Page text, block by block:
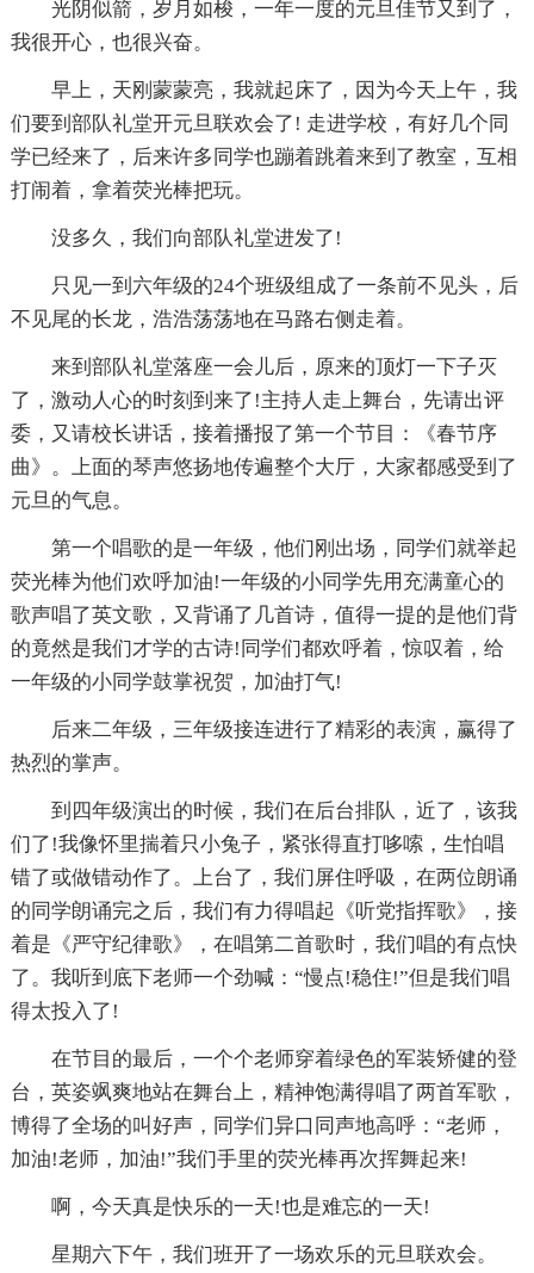
光阴似箭，岁月如梭，一年一度的元旦佳节又到了，
我很开心，也很兴奋。
早上，天刚蒙蒙亮，我就起床了，因为今天上午，我
们要到部队礼堂开元旦联欢会了! 走进学校，有好几个同
学已经来了，后来许多同学也蹦着跳着来到了教室，互相
打闹着，拿着荧光棒把玩。
没多久，我们向部队礼堂进发了!
只见一到六年级的24个班级组成了一条前不见头，后
不见尾的长龙，浩浩荡荡地在马路右侧走着。
来到部队礼堂落座一会儿后，原来的顶灯一下子灭
了，激动人心的时刻到来了!主持人走上舞台，先请出评
委，又请校长讲话，接着播报了第一个节目：《春节序
曲》。上面的琴声悠扬地传遍整个大厅，大家都感受到了
元旦的气息。
第一个唱歌的是一年级，他们刚出场，同学们就举起
荧光棒为他们欢呼加油!一年级的小同学先用充满童心的
歌声唱了英文歌，又背诵了几首诗，值得一提的是他们背
的竟然是我们才学的古诗!同学们都欢呼着，惊叹着，给
一年级的小同学鼓掌祝贺，加油打气!
后来二年级，三年级接连进行了精彩的表演，赢得了
热烈的掌声。
到四年级演出的时候，我们在后台排队，近了，该我
们了!我像怀里揣着只小兔子，紧张得直打哆嗦，生怕唱
错了或做错动作了。上台了，我们屏住呼吸，在两位朗诵
的同学朗诵完之后，我们有力得唱起《听党指挥歌》，接
着是《严守纪律歌》，在唱第二首歌时，我们唱的有点快
了。我听到底下老师一个劲喊：“慢点!稳住!”但是我们唱
得太投入了!
在节目的最后，一个个老师穿着绿色的军装矫健的登
台，英姿飒爽地站在舞台上，精神饱满得唱了两首军歌，
博得了全场的叫好声，同学们异口同声地高呼：“老师，
加油!老师，加油!”我们手里的荧光棒再次挥舞起来!
啊，今天真是快乐的一天!也是难忘的一天!
星期六下午，我们班开了一场欢乐的元旦联欢会。